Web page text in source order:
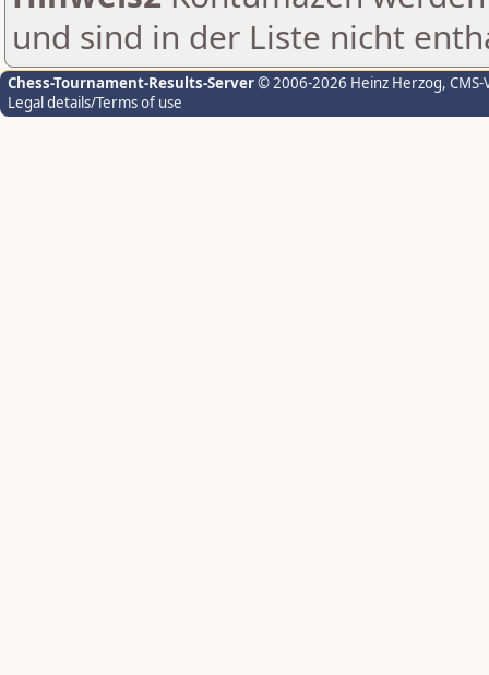
und sind in der Liste nicht
Chess-Tournament-Results-Server© 2006-2026 Heinz Herzog,
Legal details/Terms of use